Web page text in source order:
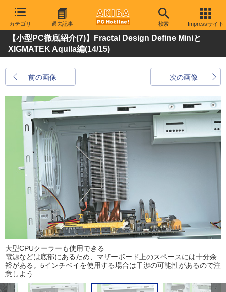
カテゴリ 過去記事 検索 Impressサイト
【小型PC徹底紹介(7)】Fractal Design Define Miniと
XIGMATEK Aquila編(14/15)
前の画像 次の画像
大型CPUクーラーも使用できる
電源などは底部にあるため、マザーボード上のスペースには十分余
裕がある。5インチベイを使用する場合は干渉の可能性があるので注
意しよう